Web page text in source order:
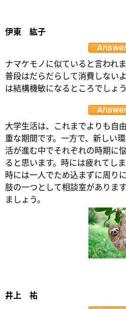
伊東 紘子
ナマケモノに似ていると言われま
普段はだらだらして消費しない
は結構機敏になるところでしょう
大学生活は、これまでよりも自
重な期間です。一方で、新しい
活が進む中でそれぞれの時期に
ると思います。時には疲れてし
時には一人でため込まずに周り
肢の一つとして相談室がありま
ましょう。
井上 祐